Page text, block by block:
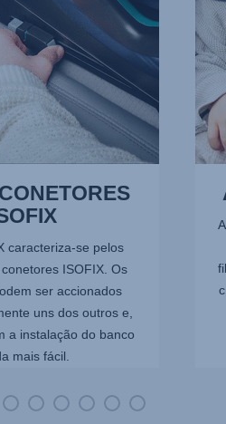
caracteriza-se pelos
ISOFIX. Os
ser accionados
uns dos outros e,
a instalação do banco
mais fácil.